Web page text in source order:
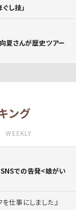
し技」
向夏さんが歴史ツアー
ング
WEEKLY
SNSでの告発<娘がい
を仕事にしました